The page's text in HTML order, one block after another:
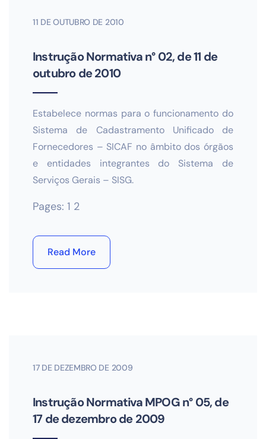
11 DE OUTUBRO DE 2010
Instrução Normativa n° 02, de 11 de
outubro de 2010
Estabelece normas para o funcionamento do
Sistema de Cadastramento Unificado de
Fornecedores – SICAF no âmbito dos órgãos
e entidades integrantes do Sistema de
Serviços Gerais – SISG.
Pages: 1 2
Read More
17 DE DEZEMBRO DE 2009
Instrução Normativa MPOG n° 05, de
17 de dezembro de 2009